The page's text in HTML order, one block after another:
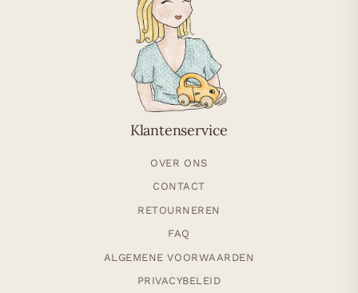
Klantenservice
OVER ONS
CONTACT
RETOURNEREN
FAQ
ALGEMENE VOORWAARDEN
PRIVACYBELEID